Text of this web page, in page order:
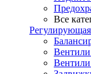
Все
Регулирующая
Вентили
Вентили